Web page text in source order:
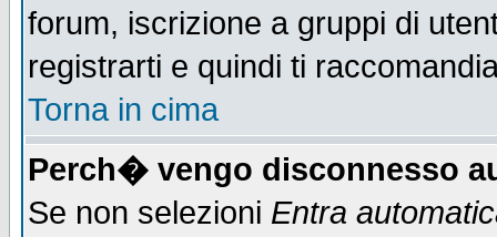
forum, iscrizione a gruppi di
registrarti e quindi ti
Torna in cima
Perch� vengo disconnesso
Se non selezioni Entra